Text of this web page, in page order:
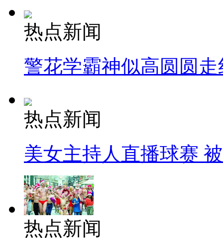
热点新闻
警花学霸神似高圆圆走
热点新闻
美女主持人直播球赛
热点新闻